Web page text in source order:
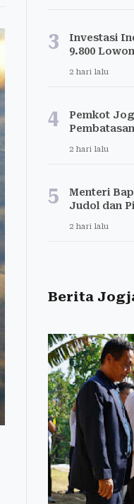
3
Investasi
9.800
2 hari lalu
4
Pemkot
2 hari lalu
5
Menteri
Judol dan
2 hari lalu
Berita